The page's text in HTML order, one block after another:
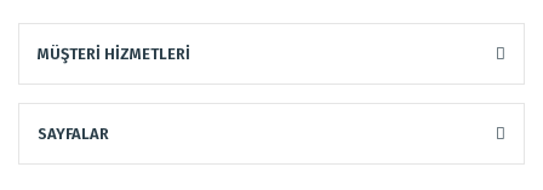
MÜŞTERİ HİZMETLERİ
SAYFALAR